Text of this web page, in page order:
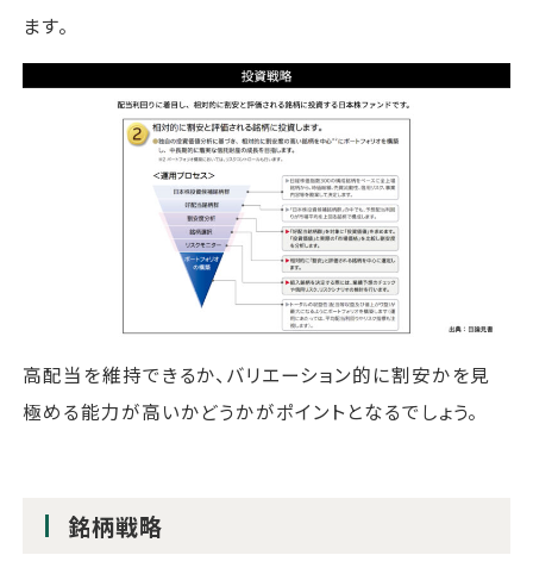
ます。
高配当を維持できるか、バリエーション的に割安かを見
極める能力が高いかどうかがポイントとなるでしょう。
銘柄戦略